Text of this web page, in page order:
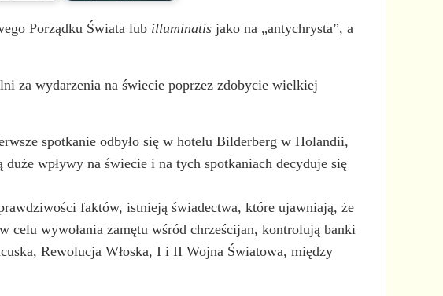
Porządku Świata lub illuminatis jako na „antychrysta”, a
za wydarzenia na świecie poprzez zdobycie wielkiej
spotkanie odbyło się w hotelu Bilderberg w Holandii,
wpływy na świecie i na tych spotkaniach decyduje się
faktów, istnieją świadectwa, które ujawniają, że
wywołania zamętu wśród chrześcijan, kontrolują banki
Rewolucja Włoska, I i II Wojna Światowa, między